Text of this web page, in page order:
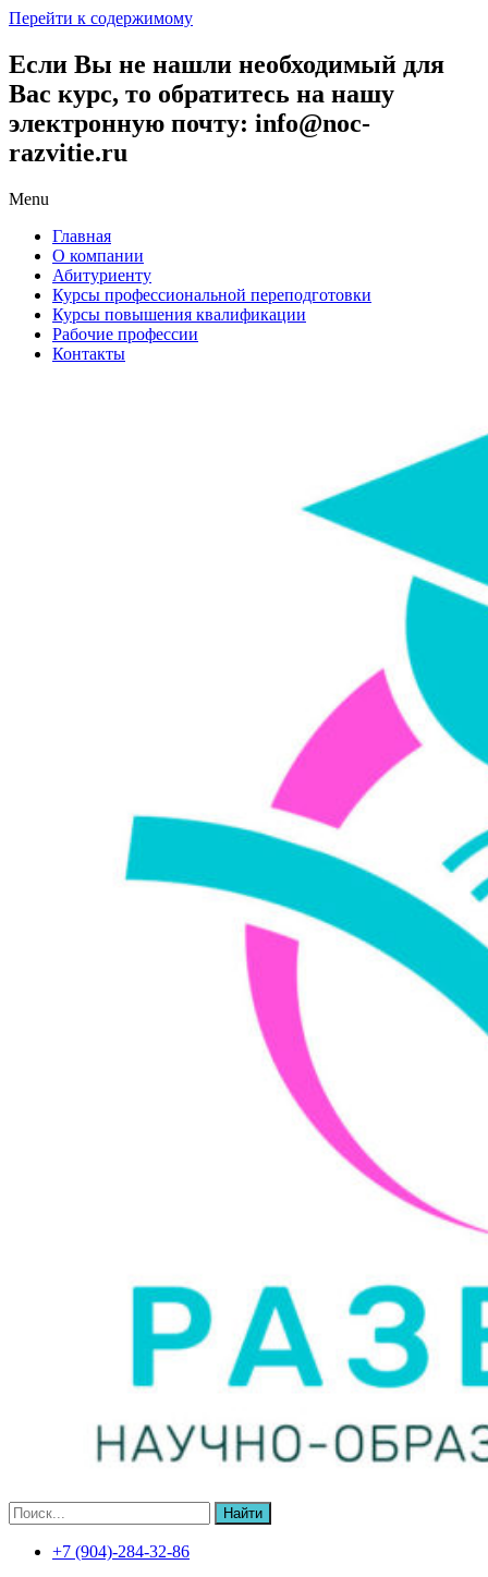
Перейти к содержимому
Если Вы не нашли необходимый для
Вас курс, то обратитесь на нашу
электронную почту: info@noc-
razvitie.ru
Menu
Главная
О компании
Абитуриенту
Курсы профессиональной переподготовки
Курсы повышения квалификации
Рабочие профессии
Контакты
Найти
+7 (904)-284-32-86